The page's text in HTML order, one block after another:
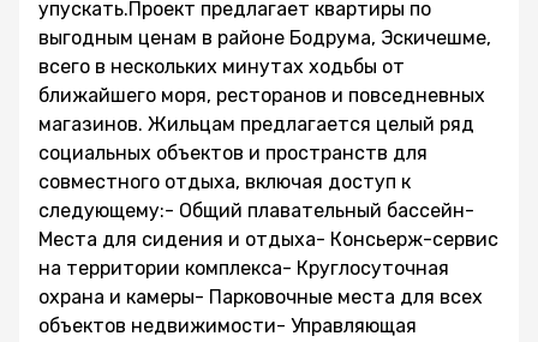
упускать.Проект предлагает квартиры по
выгодным ценам в районе Бодрума, Эскичешме,
всего в нескольких минутах ходьбы от
ближайшего моря, ресторанов и повседневных
магазинов. Жильцам предлагается целый ряд
социальных объектов и пространств для
совместного отдыха, включая доступ к
следующему:- Общий плавательный бассейн-
Места для сидения и отдыха- Консьерж-сервис
на территории комплекса- Круглосуточная
охрана и камеры- Парковочные места для всех
объектов недвижимости- Управляющая